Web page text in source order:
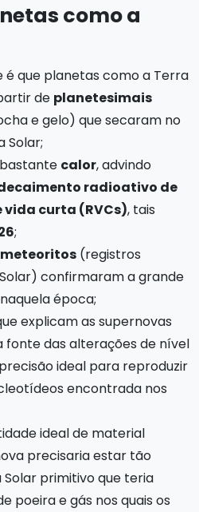
como a
é que planetas como a Terra
de planetesimais
e gelo) que secaram no
Solar;
calor, advindo
radioativo de
curta (RVCs), tais
;
meteoritos (registros
confirmaram a grande
época;
explicam as supernovas
fonte das alterações de nível
ideal para reproduzir
encontrada nos
ideal de material
precisaria estar tão
Solar primitivo que teria
poeira e gás nos quais os